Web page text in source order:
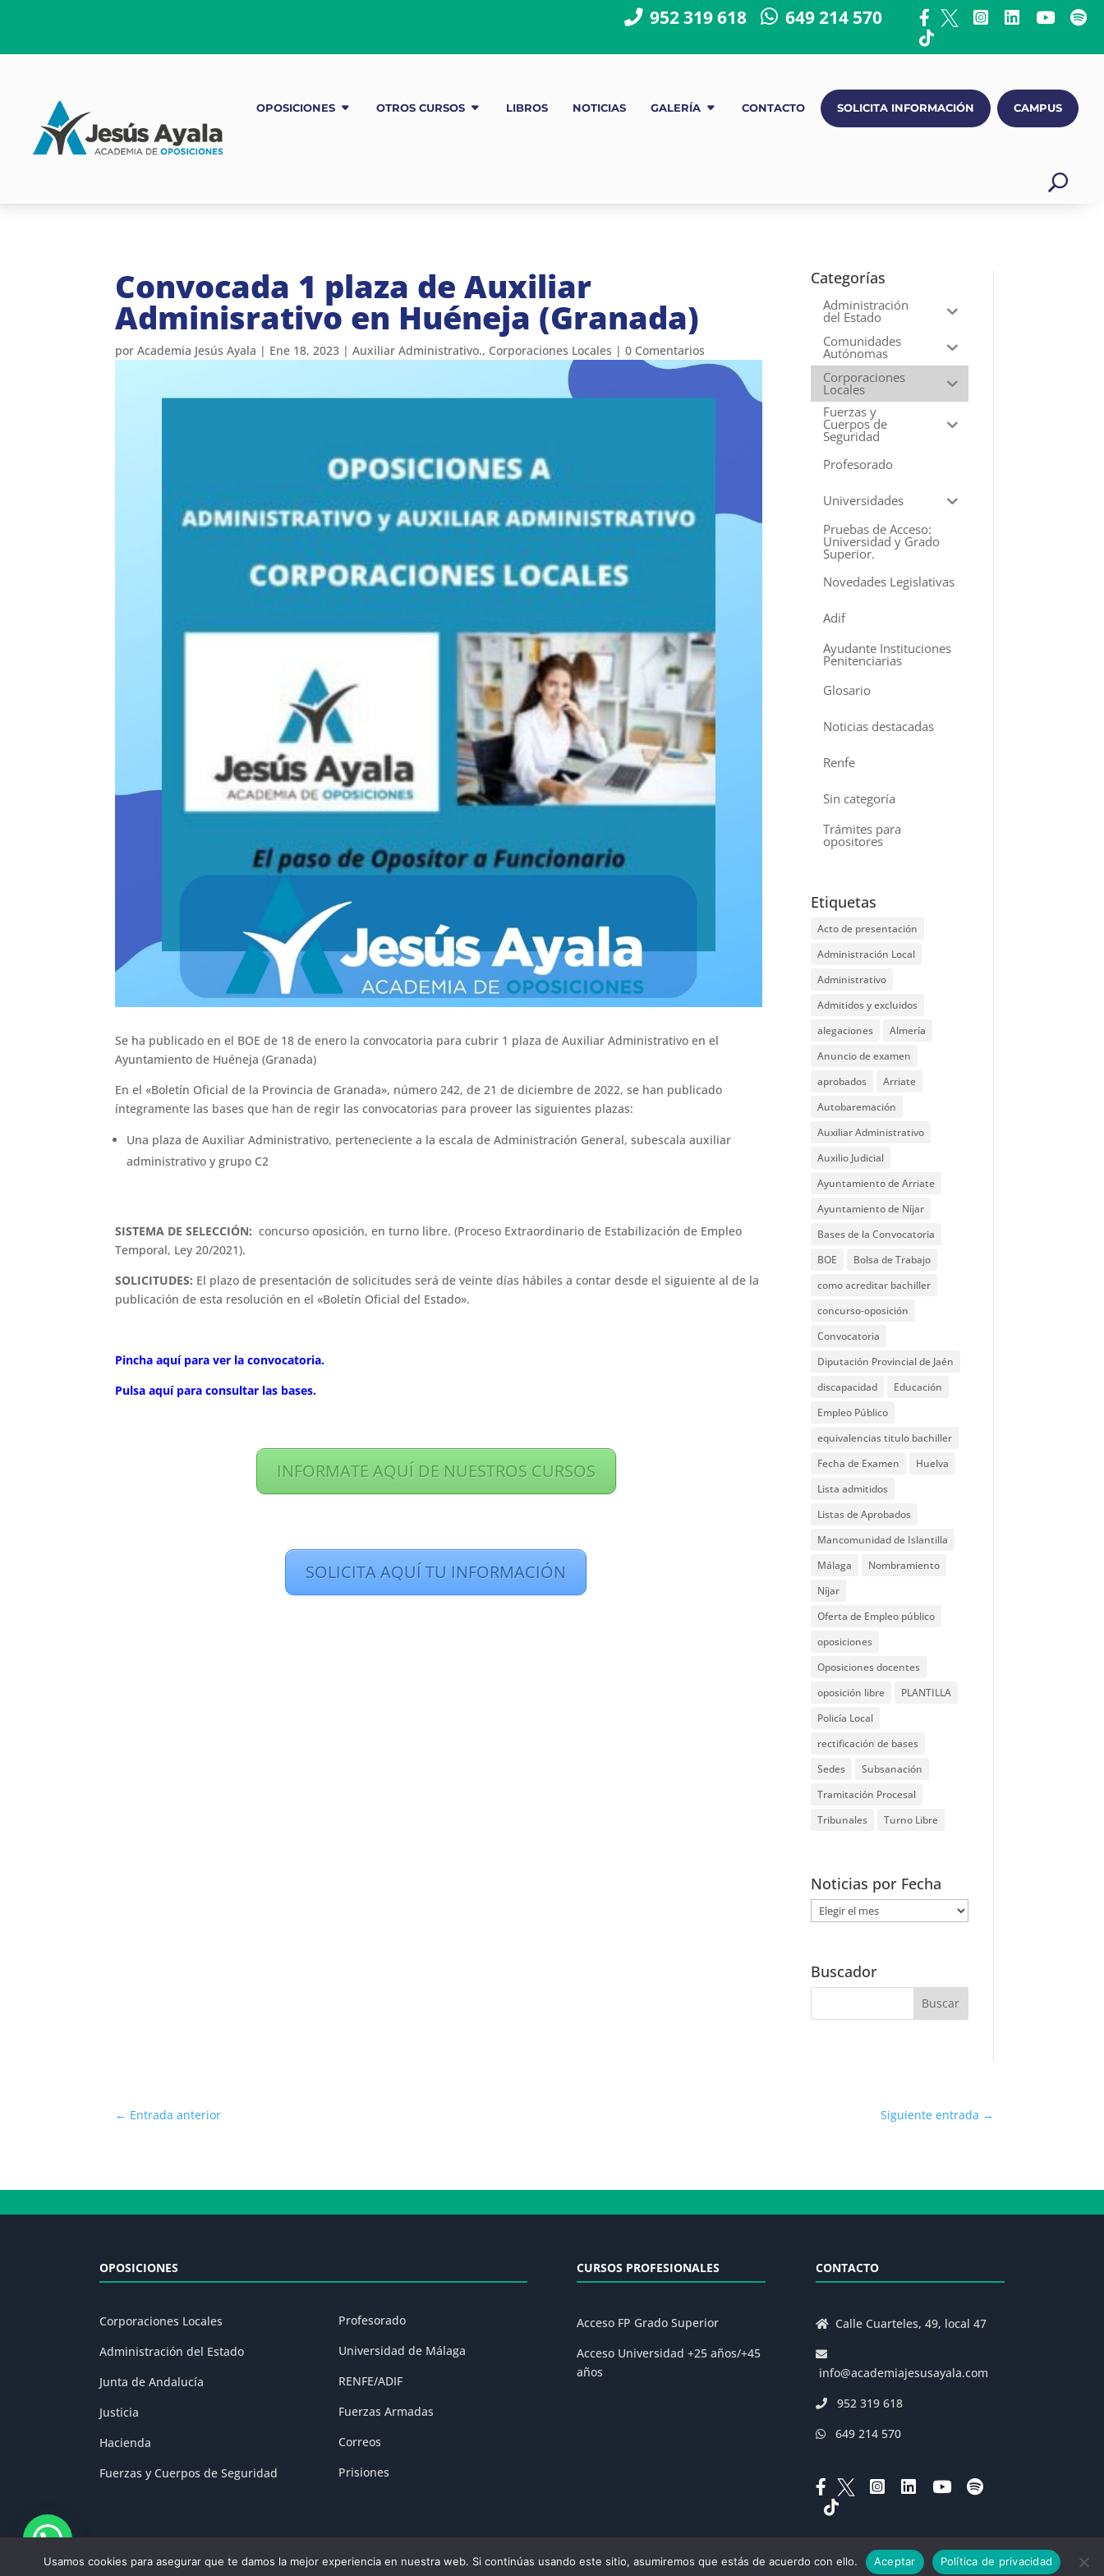
952 319 618 649 214 570
OPOSICIONES OTROS CURSOS LIBROS NOTICIAS GALERÍA CONTACTO SOLICITA INFORMACIÓN CAMPUS
Convocada 1 plaza de Auxiliar
Adminisrativo en Huéneja (Granada)
por Academia Jesús Ayala | Ene 18, 2023| Auxiliar Administrativo., Corporaciones Locales | 0 Comentarios
Se ha publicado en el BOE de 18 de enero la convocatoria para cubrir 1 plaza de Auxiliar Administrativo en el
Ayuntamiento de Huéneja (Granada)
En el «Boletín Oficial de la Provincia de Granada», número 242, de 21 de diciembre de 2022, se han publicado
íntegramente las bases que han de regir las convocatorias para proveer las siguientes plazas:
Una plaza de Auxiliar Administrativo, perteneciente a la escala de Administración General, subescala auxiliar
administrativo y grupo C2
SISTEMA DE SELECCIÓN: concurso oposición, en turno libre. (Proceso Extraordinario de Estabilización de Empleo
Temporal, Ley 20/2021).
SOLICITUDES: El plazo de presentación de solicitudes será de veinte días hábiles a contar desde el siguiente al de la
publicación de esta resolución en el «Boletín Oficial del Estado».
Pincha aquí para ver la convocatoria.
Pulsa aquí para consultar las bases.
INFORMATE AQUÍ DE NUESTROS CURSOS
SOLICITA AQUÍ TU INFORMACIÓN
Categorías
Administración
del Estado
Comunidades
Autónomas
Corporaciones
Locales
Fuerzas y
Cuerpos de
Seguridad
Profesorado
Universidades
Pruebas de Acceso:
Universidad y Grado
Superior.
Novedades Legislativas
Adif
Ayudante Instituciones
Penitenciarias
Glosario
Noticias destacadas
Renfe
Sin categoría
Trámites para
opositores
Etiquetas
Acto de presentación
Administración Local
Administrativo
Admitidos y excluidos
alegaciones
Almería
Anuncio de examen
aprobados
Arriate
Autobaremación
Auxiliar Administrativo
Auxilio Judicial
Ayuntamiento de Arriate
Ayuntamiento de Níjar
Bases de la Convocatoria
BOE
Bolsa de Trabajo
como acreditar bachiller
concurso-oposición
Convocatoria
Diputación Provincial de Jaén
discapacidad
Educación
Empleo Público
equivalencias titulo bachiller
Fecha de Examen
Huelva
Lista admitidos
Listas de Aprobados
Mancomunidad de Islantilla
Málaga
Nombramiento
Níjar
Oferta de Empleo público
oposiciones
Oposiciones docentes
oposición libre
PLANTILLA
Policía Local
rectificación de bases
Sedes
Subsanación
Tramitación Procesal
Tribunales
Turno Libre
Noticias por Fecha
Noticias
por
Buscador
← Entrada anterior Siguiente entrada →
OPOSICIONES
Corporaciones Locales
Administración del Estado
Junta de Andalucía
Justicia
Hacienda
Fuerzas y Cuerpos de Seguridad
Profesorado
Universidad de Málaga
RENFE/ADIF
Fuerzas Armadas
Correos
Prisiones
CURSOS PROFESIONALES
Acceso FP Grado Superior
Acceso Universidad +25 años/+45
años
CONTACTO
Calle Cuarteles, 49, local 47
info@academiajesusayala.com
952 319 618
649 214 570
Aviso Legal|Política de Privacidad|Condiciones Generales de la Matrícula|Decreto 625/2019
Usamos cookies para asegurar que te damos la mejor experiencia en nuestra web. Si continúas usando este sitio, asumiremos que estás de acuerdo con ello. Aceptar Política de privacidad